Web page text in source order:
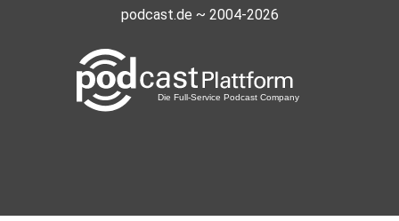
podcast.de ~ 2004-2026